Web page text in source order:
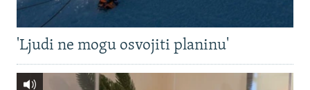
'Ljudi ne mogu osvojiti planinu'